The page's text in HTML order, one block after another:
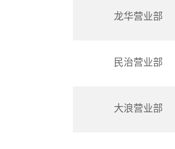
龙华营业部
民治营业部
大浪营业部